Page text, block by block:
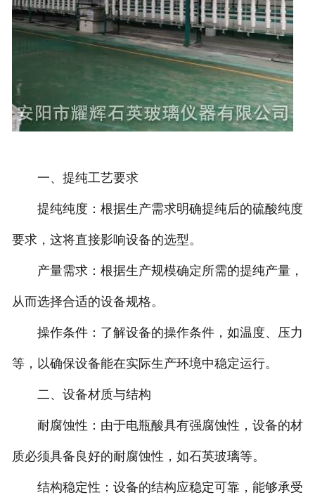
一、提纯工艺要求
提纯纯度：根据生产需求明确提纯后的硫酸纯度
要求，这将直接影响设备的选型。
产量需求：根据生产规模确定所需的提纯产量，
从而选择合适的设备规格。
操作条件：了解设备的操作条件，如温度、压力
等，以确保设备能在实际生产环境中稳定运行。
二、设备材质与结构
耐腐蚀性：由于电瓶酸具有强腐蚀性，设备的材
质必须具备良好的耐腐蚀性，如石英玻璃等。
结构稳定性：设备的结构应稳定可靠，能够承受